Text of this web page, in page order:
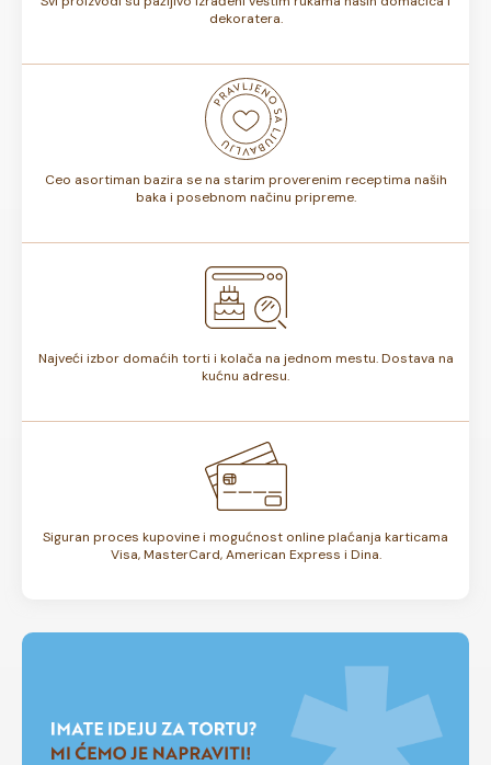
dekoratera.
Ceo asortiman bazira se na starim proverenim receptima naših
baka i posebnom načinu pripreme.
Najveći izbor domaćih torti i kolača na jednom mestu. Dostava na
kućnu adresu.
Siguran proces kupovine i mogućnost online plaćanja karticama
Visa, MasterCard, American Express i Dina.